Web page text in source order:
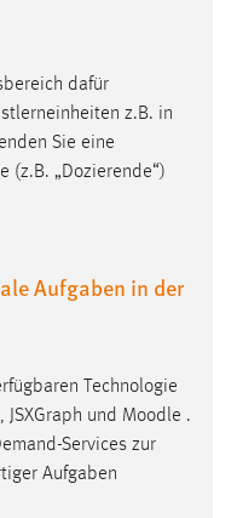
dafür
z.B. in
Sie eine
(z.B. „Dozierende“)
Aufgaben in der
Technologie
JSXGraph und Moodle .
Services zur
Aufgaben
an der Website
anonym.
zu verstehen, wie
nutzen.